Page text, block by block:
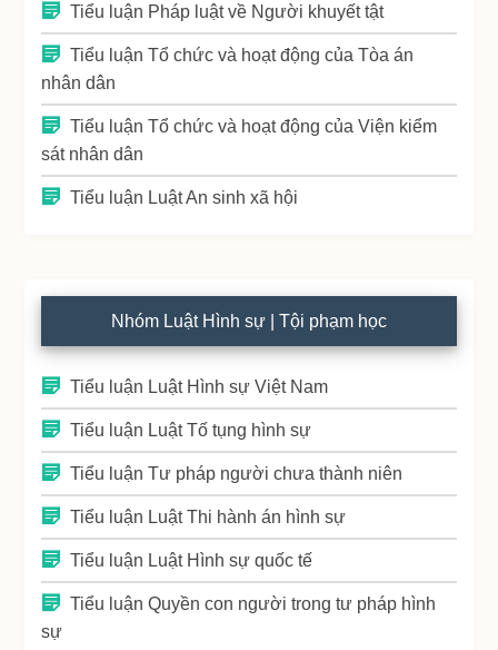
Tiểu luận Pháp luật về Người khuyết tật
Tiểu luận Tổ chức và hoạt động của Tòa án
nhân dân
Tiểu luận Tổ chức và hoạt động của Viện kiểm
sát nhân dân
Tiểu luận Luật An sinh xã hội
Nhóm Luật Hình sự | Tội phạm học
Tiểu luận Luật Hình sự Việt Nam
Tiểu luận Luật Tố tụng hình sự
Tiểu luận Tư pháp người chưa thành niên
Tiểu luận Luật Thi hành án hình sự
Tiểu luận Luật Hình sự quốc tế
Tiểu luận Quyền con người trong tư pháp hình
sự